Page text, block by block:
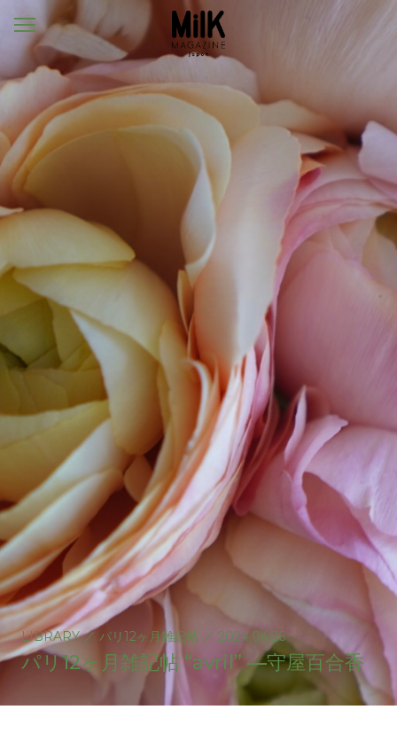
メ
ニ
ー
LIBRARY／ パリ12ヶ月雑記帖 ／ 2024.04.26
パリ12ヶ月雑記帖 “avril” —守屋百合香